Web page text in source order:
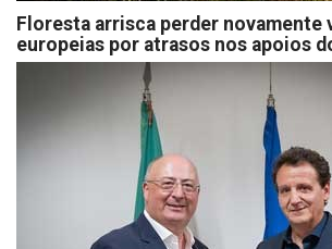
Floresta arrisca perder novamente
europeias por atrasos nos apoios